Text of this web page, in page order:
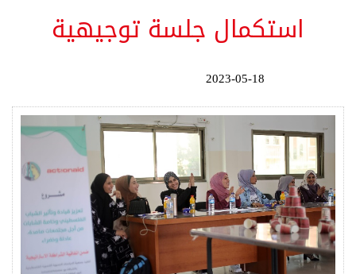
استكمال جلسة توجيهية
2023-05-18